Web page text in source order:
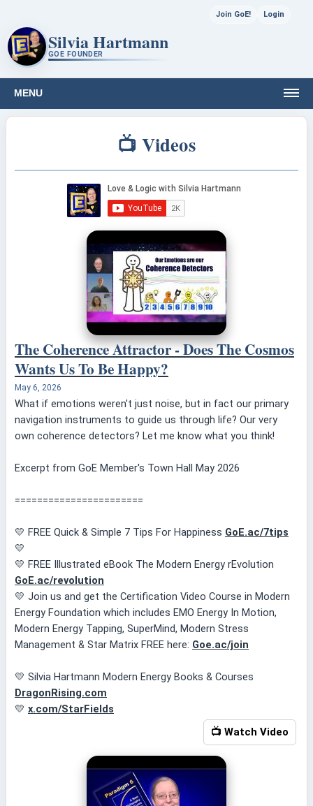
Join GoE! Login
Silvia Hartmann
GOE FOUNDER
MENU
📺 Videos
The Coherence Attractor - Does The Cosmos
Wants Us To Be Happy?
May 6, 2026
What if emotions weren't just noise, but in fact our primary
navigation instruments to guide us through life? Our very
own coherence detectors? Let me know what you think!
Excerpt from GoE Member's Town Hall May 2026
=======================
💛 FREE Quick & Simple 7 Tips For Happiness GoE.ac/7tips
💛
💛 FREE Illustrated eBook The Modern Energy rEvolution
GoE.ac/revolution
💛 Join us and get the Certification Video Course in Modern
Energy Foundation which includes EMO Energy In Motion,
Modern Energy Tapping, SuperMind, Modern Stress
Management & Star Matrix FREE here: Goe.ac/join
💛 Silvia Hartmann Modern Energy Books & Courses
DragonRising.com
💛 x.com/StarFields
📺 Watch Video